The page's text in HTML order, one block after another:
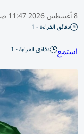
8 أغسطس 2026 11:47 صباحًا
دقائق القراءة - 1
استمع دقائق القراءة - 1